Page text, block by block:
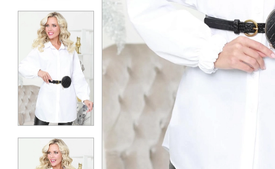
ОПТОВЫМ ПОКУПАТЕЛЯМ
РОЗНИЧНЫМ ПОКУПАТЕЛЯМ
ДОСТАВКА
ОПЛАТА
ТАБЛИЦА РАЗМЕРОВ